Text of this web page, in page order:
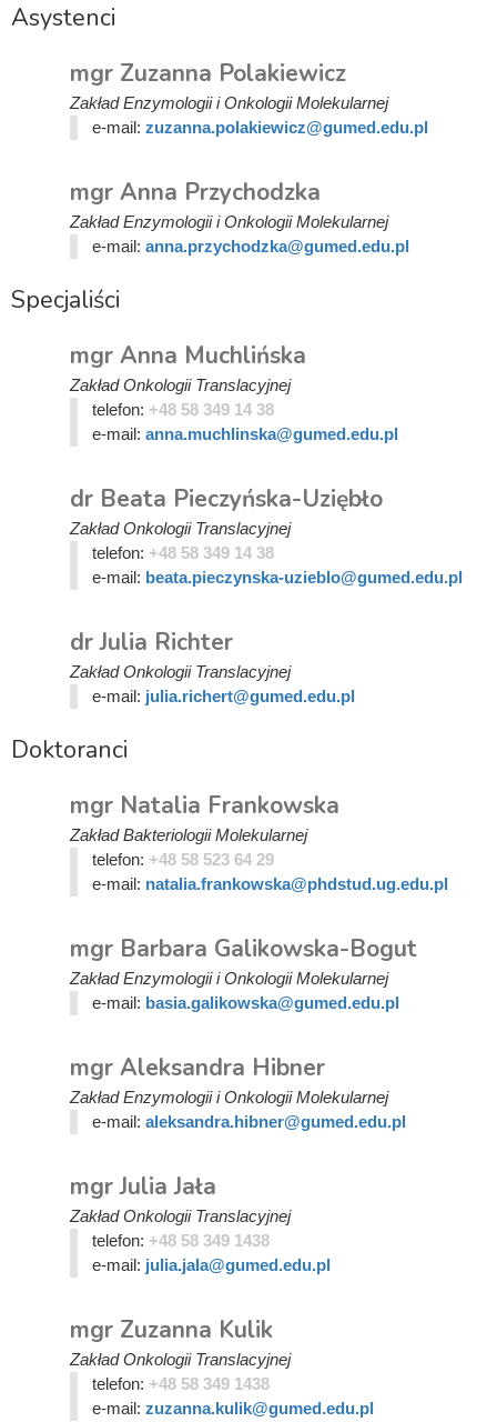
Asystenci
mgr Zuzanna Polakiewicz
Zakład Enzymologii i Onkologii Molekularnej
e-mail: zuzanna.polakiewicz@gumed.edu.pl
mgr Anna Przychodzka
Zakład Enzymologii i Onkologii Molekularnej
e-mail: anna.przychodzka@gumed.edu.pl
Specjaliści
mgr Anna Muchlińska
Zakład Onkologii Translacyjnej
telefon: +48 58 349 14 38
e-mail: anna.muchlinska@gumed.edu.pl
dr Beata Pieczyńska-Uziębło
Zakład Onkologii Translacyjnej
telefon: +48 58 349 14 38
e-mail: beata.pieczynska-uzieblo@gumed.edu.pl
dr Julia Richter
Zakład Onkologii Translacyjnej
e-mail: julia.richert@gumed.edu.pl
Doktoranci
mgr Natalia Frankowska
Zakład Bakteriologii Molekularnej
telefon: +48 58 523 64 29
e-mail: natalia.frankowska@phdstud.ug.edu.pl
mgr Barbara Galikowska-Bogut
Zakład Enzymologii i Onkologii Molekularnej
e-mail: basia.galikowska@gumed.edu.pl
mgr Aleksandra Hibner
Zakład Enzymologii i Onkologii Molekularnej
e-mail: aleksandra.hibner@gumed.edu.pl
mgr Julia Jała
Zakład Onkologii Translacyjnej
telefon: +48 58 349 1438
e-mail: julia.jala@gumed.edu.pl
mgr Zuzanna Kulik
Zakład Onkologii Translacyjnej
telefon: +48 58 349 1438
e-mail: zuzanna.kulik@gumed.edu.pl